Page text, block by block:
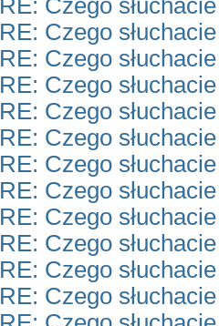
RE: Czego
RE: Czego
RE: Czego
RE: Czego
RE: Czego
RE: Czego
RE: Czego
RE: Czego
RE: Czego
RE: Czego
RE: Czego
RE: Czego